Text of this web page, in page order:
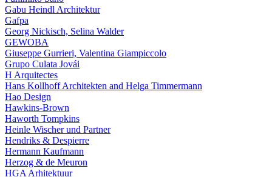
Gabu Heindl Architektur
Gafpa
Georg Nickisch, Selina Walder
GEWOBA
Giuseppe Gurrieri, Valentina Giampiccolo
Grupo Culata Jovái
H Arquitectes
Hans Kollhoff Architekten and Helga Timmermann
Hao Design
Hawkins-Brown
Haworth Tompkins
Heinle Wischer und Partner
Hendriks & Despierre
Hermann Kaufmann
Herzog & de Meuron
HGA Arhitektuur